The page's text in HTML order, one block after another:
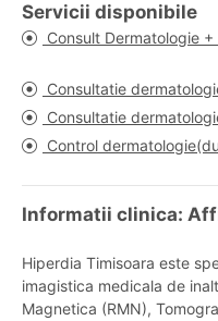
Servicii disponibile
Consult Dermatologie
Consultatie
Consultatie
Control
Informatii clinica:
Hiperdia Timisoara este
imagistica medicala de
Magnetica (RMN),